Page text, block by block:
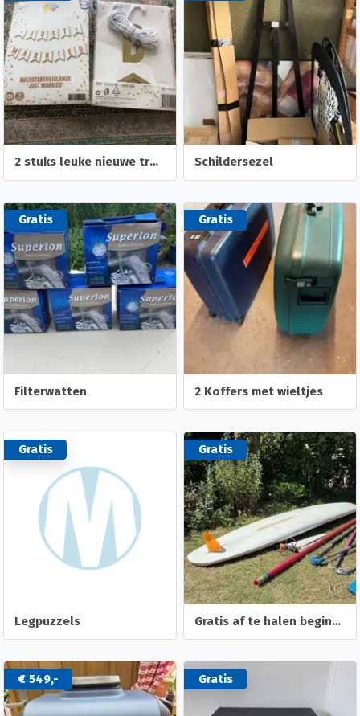
2 stuks leuke nieuwe trouw slingers- trouw foto albumpje Schildersezel
Gratis
Filterwatten
Gratis
2 Koffers met wieltjes
Gratis
Legpuzzels
Gratis
Gratis af te halen beginners surfplank met toebehoren
€ 549,- Gratis